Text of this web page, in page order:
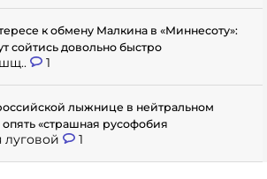
к обмену Малкина в «Миннесоту»:
сойтись довольно быстро
1
лыжнице в нейтральном
опять «страшная русофобия
луговой 1